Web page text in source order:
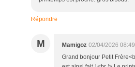
Répondre
M Mamigoz 02/04/2026 08:49
Grand bonjour Petit